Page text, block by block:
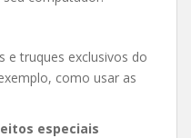
e truques exclusivos do
como usar as
especiais